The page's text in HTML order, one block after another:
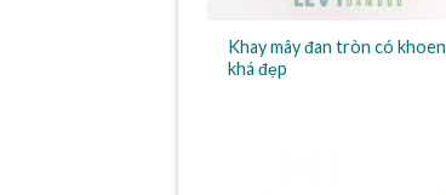
Khay mây đan tròn có khoen
khá đẹp